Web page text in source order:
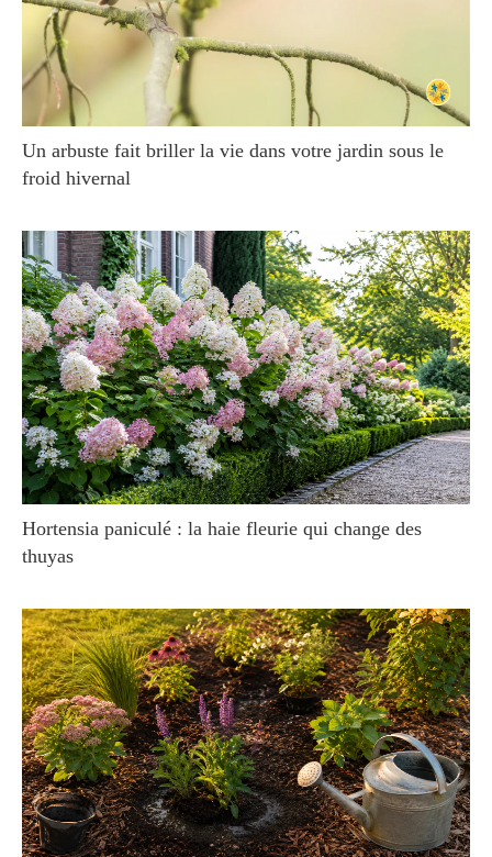
Un arbuste fait briller la vie dans votre jardin sous le
froid hivernal
Hortensia paniculé : la haie fleurie qui change des
thuyas